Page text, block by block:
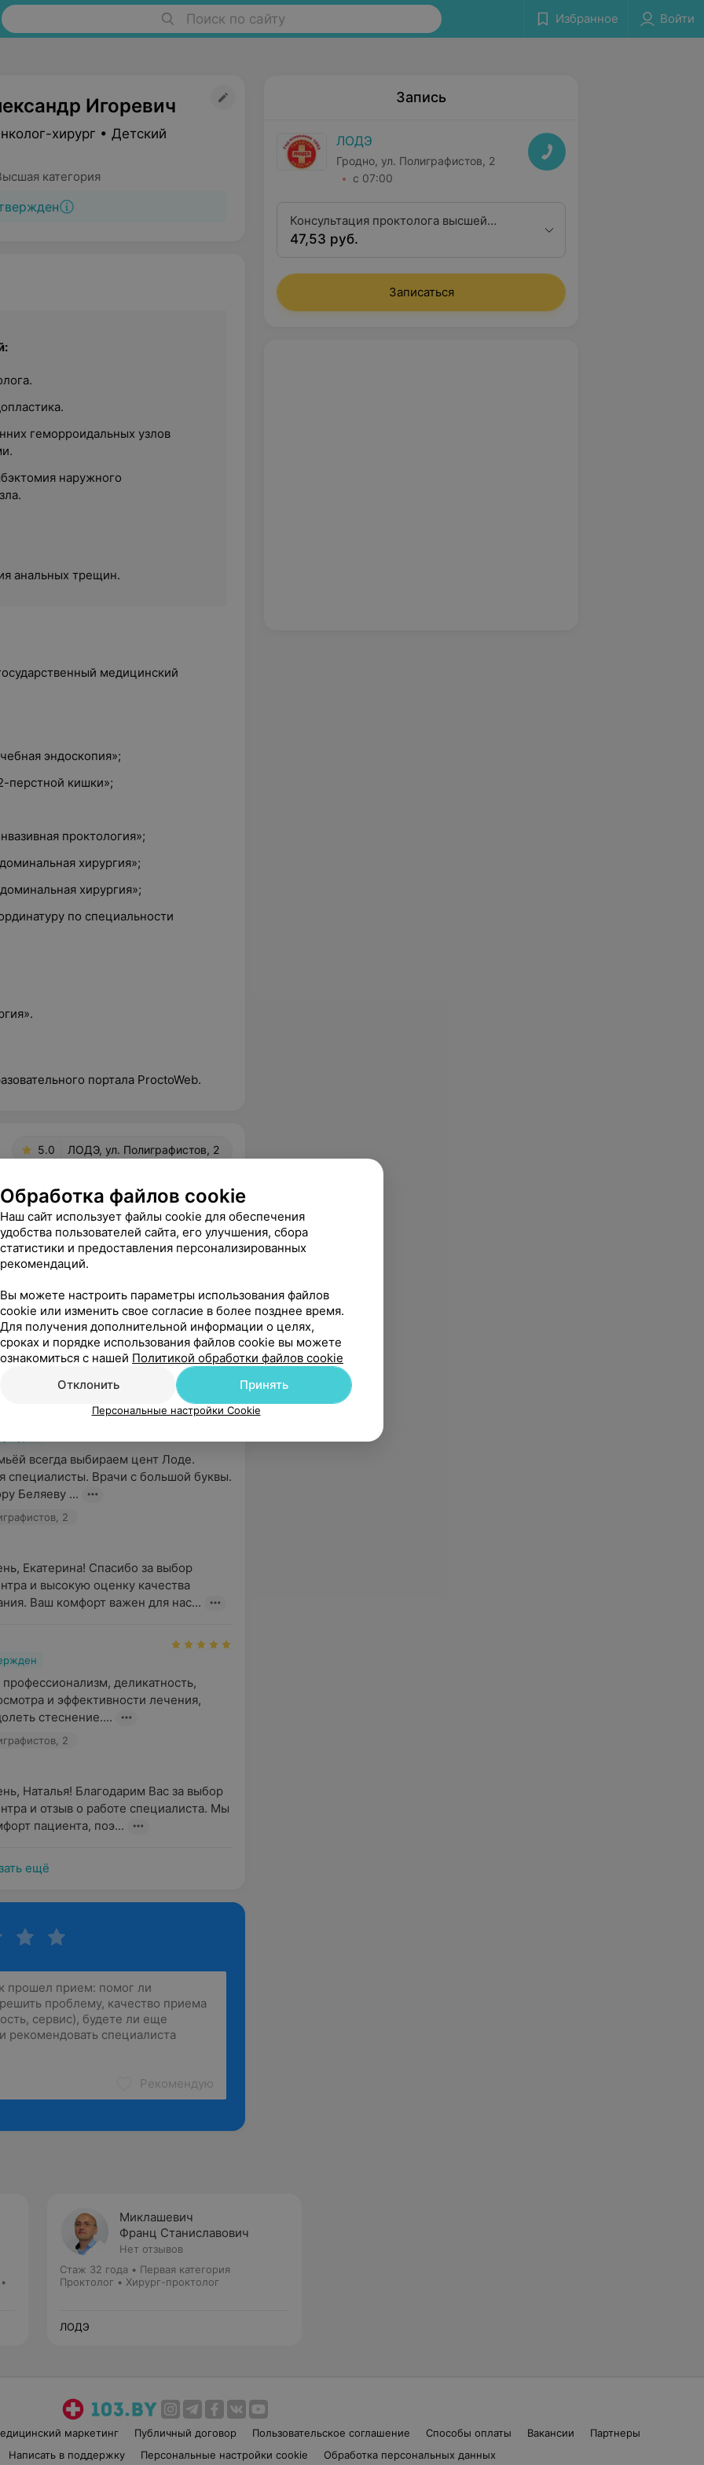
Поиск по сайту Избранное Войти
Игоревич
хирург • Детский
категория
геморроидальных узлов
наружного
анальных трещин.
медицинский
эндоскопия»;
перстной кишки»;
проктология»;
хирургия»;
хирургия»;
по специальности
портала ProctoWeb.
5.0 ЛОДЭ, ул. Полиграфистов, 2
благодарность хирургу-
А.И. за высокий
внимательное отношение ...
2
Татьяна! Благодарим Вас за тёплые
оценку работы нашего
Мы очень рады, что Ваш...
всегда выбираем цент Лоде.
специалисты. Врачи с большой буквы.
Беляеву ...
2
Екатерина! Спасибо за выбор
и высокую оценку качества
Ваш комфорт важен для нас...
деликатность,
и эффективности лечения,
стеснение....
2
Наталья! Благодарим Вас за выбор
и отзыв о работе специалиста. Мы
пациента, поэ...
ещё
Рекомендую
Запись
ЛОДЭ
Гродно, ул. Полиграфистов, 2
с 07:00
Консультация проктолога высшей
категории
47,53 руб.
Записаться
Миклашевич
Франц Станиславович
Нет отзывов
Стаж 32 года • Первая категория
Проктолог • Хирург-проктолог
ЛОДЭ
маркетинг Публичный договор Пользовательское соглашение Способы оплаты Вакансии
Партнеры
Написать в поддержку Персональные настройки cookie Обработка персональных данных
Обработка файлов cookie
Наш сайт использует файлы cookie для обеспечения
удобства пользователей сайта, его улучшения, сбора
статистики и предоставления персонализированных
рекомендаций.
Вы можете настроить параметры использования файлов
cookie или изменить свое согласие в более позднее время.
Для получения дополнительной информации о целях,
сроках и порядке использования файлов cookie вы можете
ознакомиться с нашей Политикой обработки файлов cookie
Отклонить
Принять
Персональные настройки Cookie